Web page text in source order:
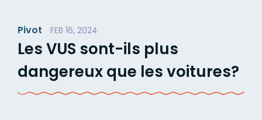
Pivot FEB 16, 2024
Les VUS sont-ils plus
dangereux que les voitures?